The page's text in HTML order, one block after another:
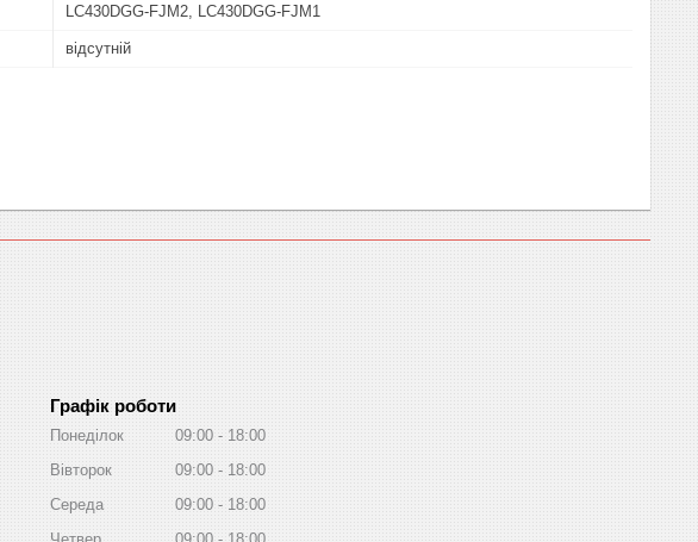
LC430DGG-FJM2, LC430DGG-FJM1
відсутній
Графік роботи
Понеділок 09:00
18:00
Вівторок
09:00
18:00
Середа
09:00
18:00